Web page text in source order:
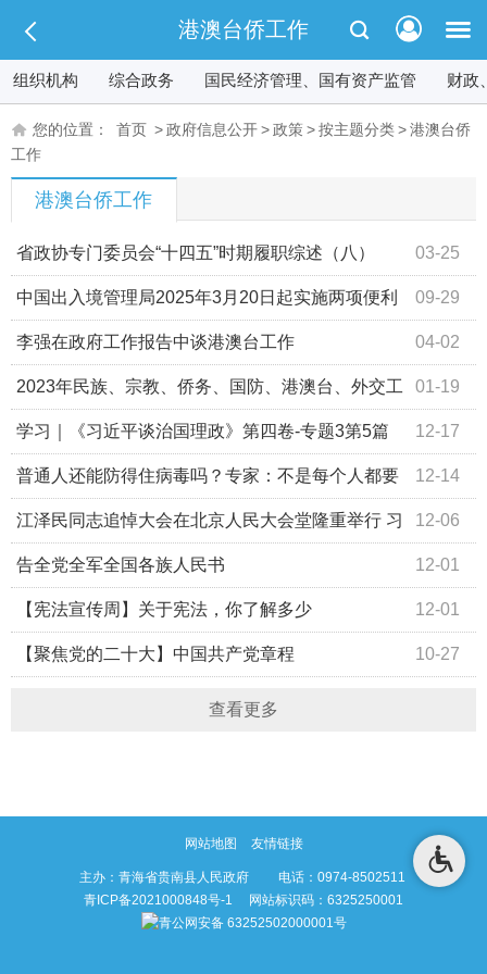
港澳台侨工作
组织机构 综合政务 国民经济管理、国有资产监管 财政
您的位置： 首页 >政府信息公开>政策>按主题分类>港澳台侨
工作
港澳台侨工作
03-25
省政协专门委员会“十四五”时期履职综述（八）
——聚焦港澳 聚力开放 为现代化新青海建设贡献智慧和力
量
09-29
中国出入境管理局2025年3月20日起实施两项便利
港澳台居民在内地（大陆）生活发展新举措 04-02
李强在政府工作报告中谈港澳台工作
01-19
2023年民族、宗教、侨务、国防、港澳台、外交工
作这样干 12-17
学习｜《习近平谈治国理政》第四卷-专题3第5篇
12-14
普通人还能防得住病毒吗？专家：不是每个人都要
得一次新冠 12-06
江泽民同志追悼大会在北京人民大会堂隆重举行 习
近平致悼词 12-01
告全党全军全国各族人民书
12-01
【宪法宣传周】关于宪法，你了解多少
10-27
【聚焦党的二十大】中国共产党章程
查看更多
网站地图 友情链接
主办：青海省贵南县人民政府 电话：0974-8502511
青ICP备2021000848号-1 网站标识码：6325250001
青公网安备 63252502000001号